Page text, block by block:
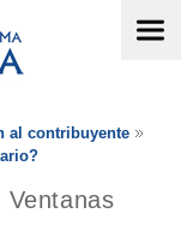
al contribuyente
Ventanas